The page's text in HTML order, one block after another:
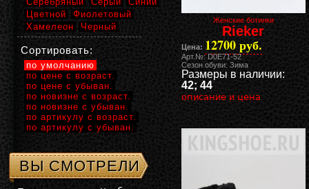
Женские ботинки
Rieker
Цена: 12700 руб.
Арт.№: D0E71-52
Сезон обуви: Зима
Размеры в наличии:
42; 44
описание и цена
Цветной
Фиолетовый
Хамелеон
Черный
Сортировать:
по умолчанию
по цене с возраст.
по цене с убыван.
по новизне с возраст.
по новизне с убыван.
по артикулу с возраст.
по артикулу с убыван.
ВЫ СМОТРЕЛИ